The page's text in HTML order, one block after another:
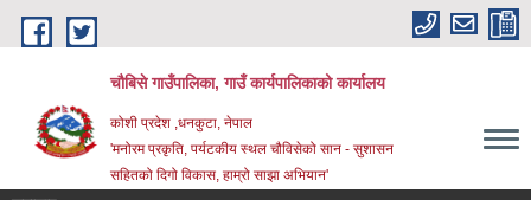
Skip to main content
चौबिसे गाउँपालिका, गाउँ कार्यपालिकाको कार्यालय
कोशी प्रदेश ,धनकुटा, नेपाल
'मनोरम प्रकृति, पर्यटकीय स्थल चौविसेको सान - सुशासन
सहितको दिगो विकास, हाम्रो साझा अभियान'